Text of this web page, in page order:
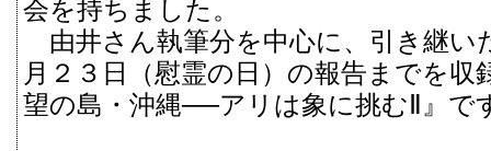
会を持ちました。
由井さん執筆分を中心に、引き継い
月２３日（慰霊の日）の報告までを収
望の島・沖縄──アリは象に挑むⅡ』で